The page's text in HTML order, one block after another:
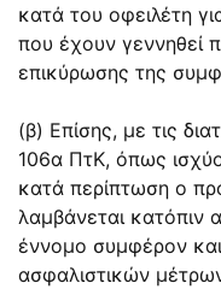
κατά του οφειλέτη
που έχουν γεννηθεί
επικύρωσης της
(β) Επίσης, με τις
106α ΠτΚ, όπως
κατά περίπτωση ο
λαμβάνεται κατόπιν
έννομο συμφέρον και
ασφαλιστικών